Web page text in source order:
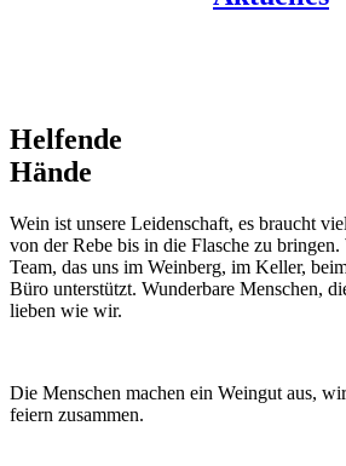
Helfende
Hände
Wein ist unsere Leidenschaft, es braucht
von der Rebe bis in die Flasche zu
Team, das uns im Weinberg, im Keller,
Büro unterstützt. Wunderbare Menschen,
lieben wie wir.
Die Menschen machen ein Weingut aus,
feiern zusammen.